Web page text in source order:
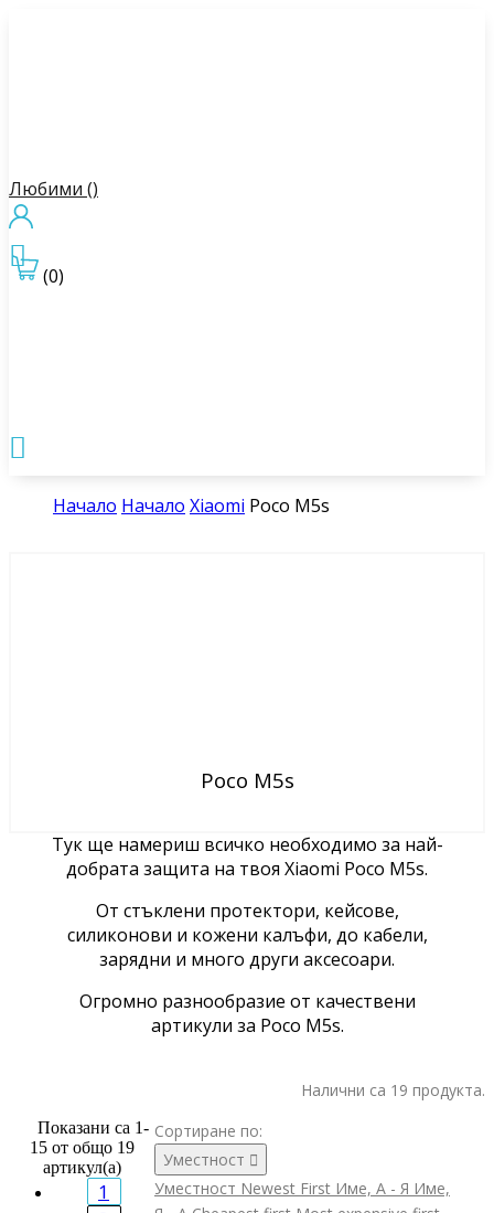
Любими ()
(0)


Начало Начало Xiaomi Poco M5s
Poco M5s
Тук ще намериш всичко необходимо за най-
добрата защита на твоя Xiaomi Poco M5s.
От стъклени протектори, кейсове,
силиконови и кожени калъфи, до кабели,
зарядни и много други аксесоари.
Огромно разнообразие от качествени
артикули за Poco M5s.
Налични са 19 продукта.
Сортиране по:
Уместност 
Уместност Newest First Име, А - Я Име,
Показани са 1-
15 от общо 19
артикул(а)
1